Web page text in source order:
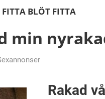
BLÖT FITTA
min
Rakad